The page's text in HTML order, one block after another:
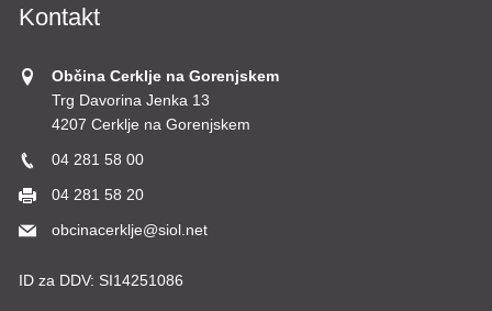
Kontakt
Občina Cerklje na Gorenjskem
Trg Davorina Jenka 13
4207 Cerklje na Gorenjskem
04 281 58 00
04 281 58 20
obcinacerklje@siol.net
ID za DDV: SI14251086